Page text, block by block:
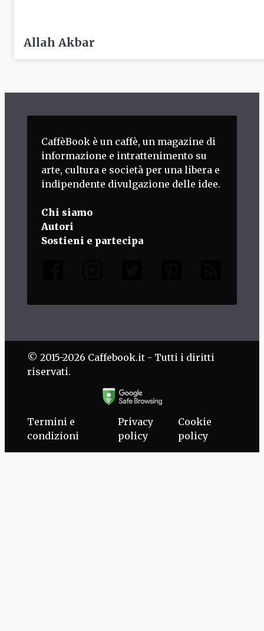
Allah Akbar
CaffèBook è un caffè, un magazine di
informazione e intrattenimento su
arte, cultura e società per una libera e
indipendente divulgazione delle idee.
Chi siamo
Autori
Sostieni e partecipa
© 2015-2026 Caffebook.it - Tutti i diritti
riservati.
Termini e
condizioni
Privacy
policy
Cookie
policy